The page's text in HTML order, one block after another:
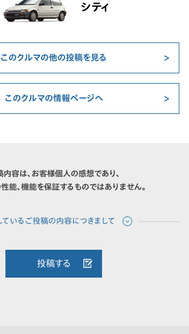
シティ
このクルマの他の投稿を見る
このクルマの情報ページへ
内容は、お客様個人の感想であり、
能、機能を保証するものではありません。
投稿する